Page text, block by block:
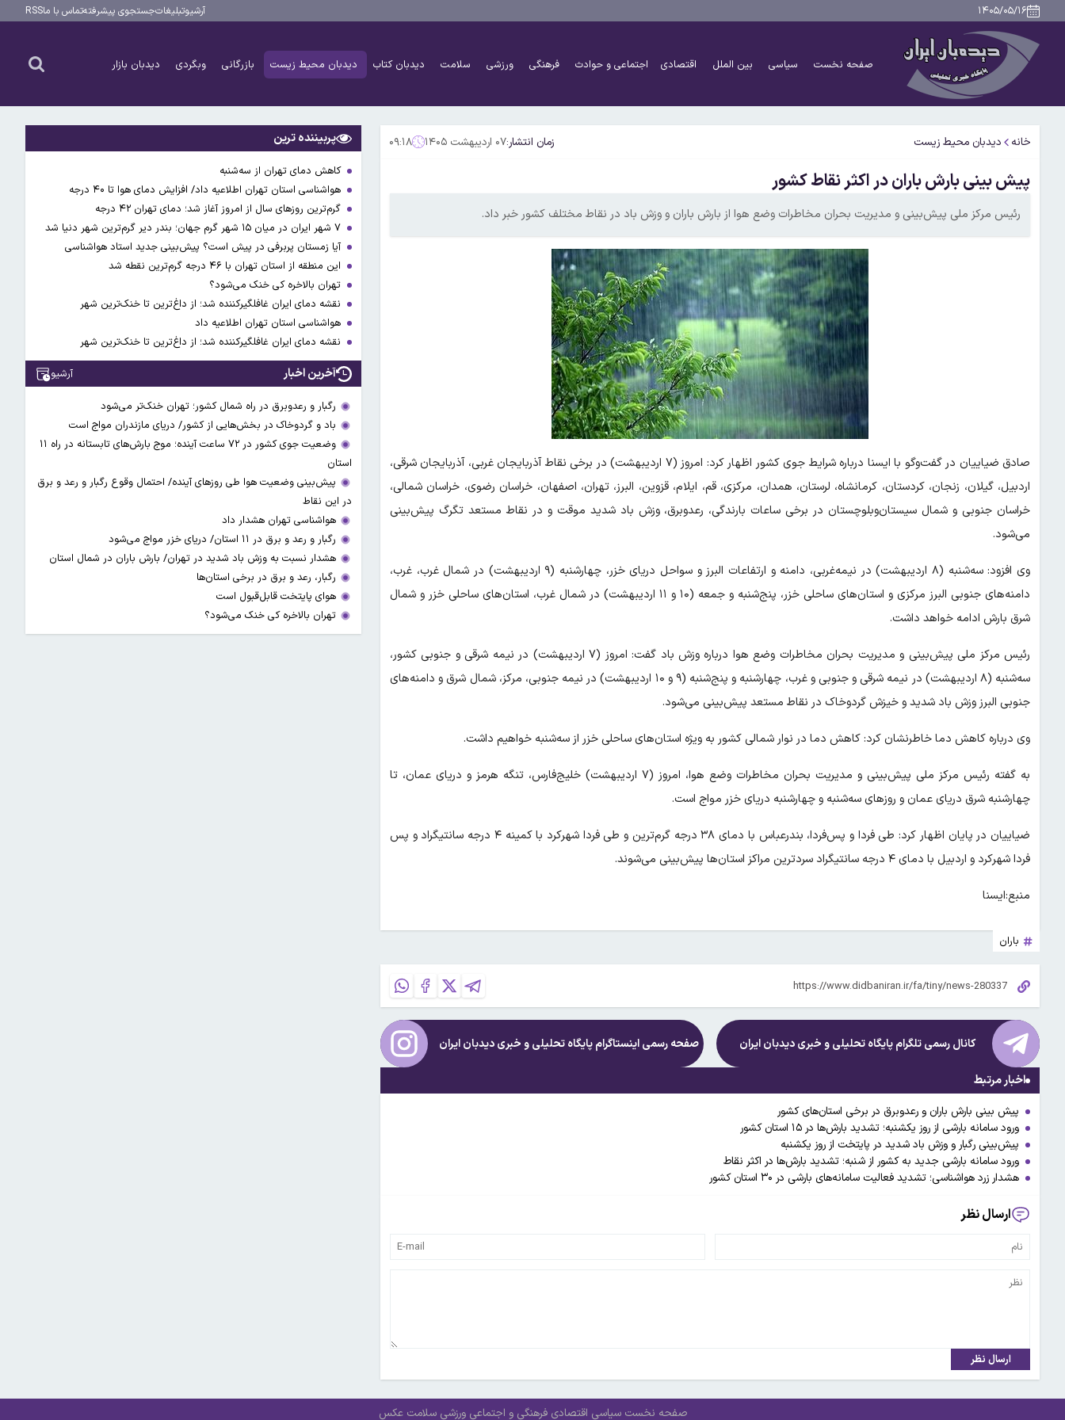
۱۴۰۵/۰۵/۱۶ آرشیوتبلیغاتجستجوی پیشرفتهتماس با ماRSS
صفحه نخست سیاسی بین الملل اقتصادی اجتماعی و حوادث فرهنگی ورزشی سلامت دیدبان کتاب دیدبان محیط زیست بازرگانی وبگردی دیدبان بازار
خانه دیدبان محیط زیست زمان انتشار:۰۷ اردیبهشت ۱۴۰۵ ۰۹:۱۸
پیش بینی بارش باران در اکثر نقاط کشور
رئیس مرکز ملی پیش‌بینی و مدیریت بحران مخاطرات وضع هوا از بارش باران و وزش باد در نقاط مختلف کشور خبر داد.
صادق ضیاییان در گفت‌وگو با ایسنا درباره شرایط جوی کشور اظهار کرد: امروز (۷ اردیبهشت) در برخی نقاط آذربایجان‌ غربی، آذربایجان‌ شرقی،
اردبیل، گیلان، زنجان، کردستان، کرمانشاه، لرستان، همدان، مرکزی، قم، ایلام، قزوین، البرز، تهران، اصفهان، خراسان رضوی، خراسان شمالی،
خراسان جنوبی و شمال سیستان‌وبلوچستان در برخی ساعات بارندگی، رعدوبرق، وزش باد شدید موقت و در نقاط مستعد تگرگ پیش‌بینی
می‌شود.
وی افزود: سه‌شنبه (۸ اردیبهشت) در نیمه‌غربی، دامنه و ارتفاعات البرز و سواحل دریای خزر، چهارشنبه (۹ اردیبهشت) در شمال‌ غرب، غرب،
دامنه‌های جنوبی البرز مرکزی و استان‌های ساحلی خزر، پنج‌شنبه و جمعه (۱۰ و ۱۱ اردیبهشت) در شمال‌ غرب، استان‌های ساحلی خزر و شمال‌
شرق بارش ادامه خواهد داشت.
رئیس مرکز ملی پیش‌بینی و مدیریت بحران مخاطرات وضع هوا درباره وزش باد گفت: امروز (۷ اردیبهشت) در نیمه شرقی و جنوبی کشور،
سه‌شنبه (۸ اردیبهشت) در نیمه شرقی و جنوبی و غرب، چهارشنبه و پنج‌شنبه (۹ و ۱۰ اردیبهشت) در نیمه‌ جنوبی، مرکز، شمال‌ شرق و دامنه‌های
جنوبی البرز وزش باد شدید و خیزش گردوخاک در نقاط مستعد پیش‌بینی می‌شود.
وی درباره کاهش دما خاطرنشان کرد: کاهش دما در نوار شمالی کشور به ویژه استان‌های ساحلی خزر از سه‌شنبه خواهیم داشت.
به گفته رئیس مرکز ملی پیش‌بینی و مدیریت بحران مخاطرات وضع هوا، امروز (۷ اردیبهشت) خلیج‌فارس، تنگه هرمز و دریای عمان، تا
چهارشنبه شرق دریای عمان و روزهای سه‌شنبه و چهارشنبه دریای خزر مواج است.
ضیاییان در پایان اظهار کرد: طی فردا و پس‌فردا، بندرعباس با دمای ۳۸ درجه گرم‌ترین و طی فردا شهرکرد با کمینه ۴ درجه سانتیگراد و پس
فردا شهرکرد و اردبیل با دمای ۴ درجه سانتیگراد سردترین مراکز استان‌ها پیش‌بینی می‌شوند.
منبع:ایسنا
باران
کانال رسمی تلگرام پایگاه تحلیلی و خبریدیدبان ایران صفحه رسمی اینستاگرام پایگاه تحلیلی و خبریدیدبان ایران
اخبار مرتبط
پیش بینی بارش باران و رعدوبرق در برخی استان‌های کشور
ورود سامانه بارشی از روز یکشنبه؛ تشدید بارش‌ها در ۱۵ استان کشور
پیش‌بینی رگبار و وزش باد شدید در پایتخت از روز یکشنبه
ورود سامانه بارشی جدید به کشور از شنبه؛ تشدید بارش‌ها در اکثر نقاط
هشدار زرد هواشناسی؛ تشدید فعالیت سامانه‌های بارشی در ۳۰ استان کشور
ارسال نظر
ارسال نظر
پربیننده ترین
کاهش دمای تهران از سه‌شنبه
هواشناسی استان تهران اطلاعیه داد/ افزایش دمای هوا تا ۴۰ درجه
گرم‌ترین روزهای سال از امروز آغاز شد؛ دمای تهران ۴۲ درجه
آیا زمستان پربرفی در پیش است؟ پیش‌بینی جدید استاد هواشناسی
این منطقه از استان تهران با ۴۶ درجه گرم‌ترین نقطه شد
تهران بالاخره کی خنک می‌شود؟
نقشه دمای ایران غافلگیرکننده شد؛ از داغ‌ترین تا خنک‌ترین شهر
هواشناسی استان تهران اطلاعیه داد
نقشه دمای ایران غافلگیرکننده شد؛ از داغ‌ترین تا خنک‌ترین شهر
آخرین اخبار آرشیو
رگبار و رعدوبرق در راه شمال کشور؛ تهران خنک‌تر می‌شود
باد و گردوخاک در بخش‌هایی از کشور/ دریای مازندران مواج است
وضعیت جوی کشور در ۷۲ ساعت آینده؛ موج بارش‌های تابستانه در راه ۱۱
استان
پیش‌بینی وضعیت هوا طی روزهای آینده/ احتمال وقوع رگبار و رعد و برق
در این نقاط
هواشناسی تهران هشدار داد
رگبار و رعد و برق در ۱۱ استان‌/ دریای خزر مواج می‌شود
هشدار نسبت به وزش باد شدید در تهران/ بارش باران در شمال استان
رگبار، رعد و برق در برخی استان‌ها
هوای پایتخت قابل‌قبول است
تهران بالاخره کی خنک می‌شود؟
صفحه نخست سیاسی اقتصادی فرهنگی و اجتماعی ورزشی سلامت عکس